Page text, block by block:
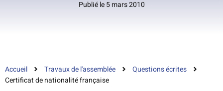
Publié le 5 mars 2010
Accueil Travaux de l'assemblée
Questions écrites
Certificat de nationalité française